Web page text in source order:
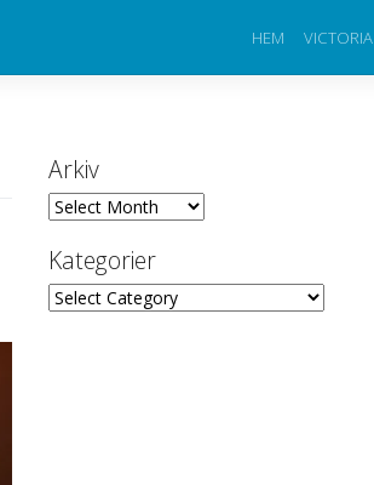
HEM VICTORIA
Arkiv
Arkiv
Kategorier
Kategorier